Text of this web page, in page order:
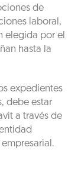
de
laboral,
elegida por el
hasta la
expedientes
debe estar
a través de